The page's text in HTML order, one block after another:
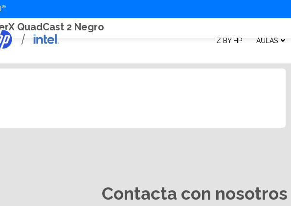
Z BY HP AULAS
QuadCast 2 Negro
Contacta con nosotros